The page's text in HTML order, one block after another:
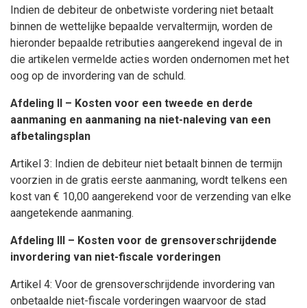
Indien de debiteur de onbetwiste vordering niet betaalt
binnen de wettelijke bepaalde vervaltermijn, worden de
hieronder bepaalde retributies aangerekend ingeval de in
die artikelen vermelde acties worden ondernomen met het
oog op de invordering van de schuld.
Afdeling II – Kosten voor een tweede en derde
aanmaning en aanmaning na niet-naleving van een
afbetalingsplan
Artikel 3: Indien de debiteur niet betaalt binnen de termijn
voorzien in de gratis eerste aanmaning, wordt telkens een
kost van € 10,00 aangerekend voor de verzending van elke
aangetekende aanmaning.
Afdeling III – Kosten voor de grensoverschrijdende
invordering van niet-fiscale vorderingen
Artikel 4: Voor de grensoverschrijdende invordering van
onbetaalde niet-fiscale vorderingen waarvoor de stad